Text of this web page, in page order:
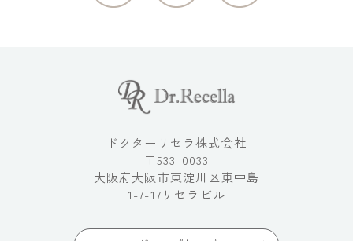
ドクターリセラ株式会社
〒533-0033
大阪府大阪市東淀川区東中島
1-7-17リセラビル